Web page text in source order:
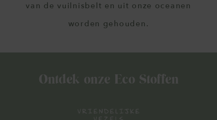
van de vuilnisbelt en uit onze oceanen
worden gehouden.
Ontdek onze Eco Stoffen